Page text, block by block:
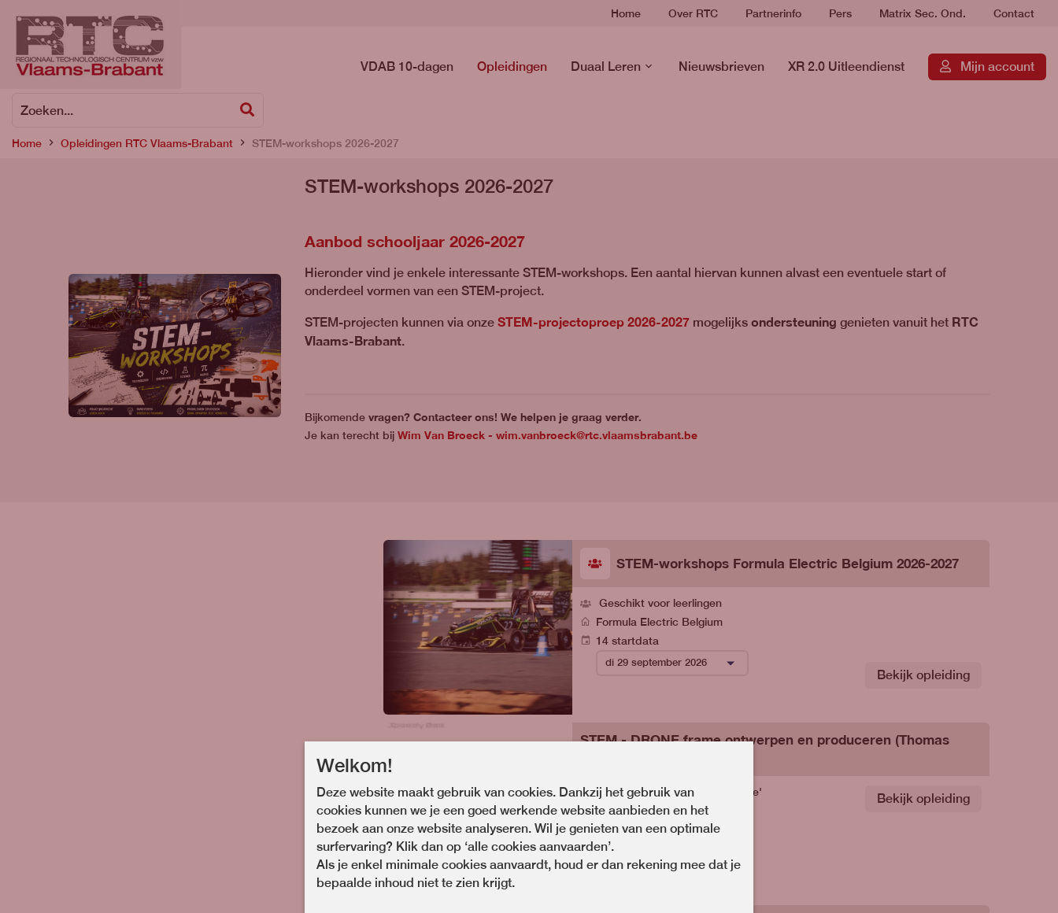
Home Over RTC Partnerinfo Pers Matrix Sec. Ond. Contact
VDAB 10-dagen Opleidingen Duaal Leren Nieuwsbrieven XR 2.0 Uitleendienst Mijn account
Zoeken...
Home Opleidingen RTC Vlaams-Brabant STEM-workshops 2026-2027
STEM-workshops 2026-2027
Aanbod schooljaar 2026-2027
Hieronder vind je enkele interessante STEM-workshops. Een aantal hiervan kunnen alvast een eventuele start of
onderdeel vormen van een STEM-project.
STEM-projecten kunnen via onze STEM-projectoproep 2026-2027 mogelijks ondersteuning genieten vanuit het RTC
Vlaams-Brabant.
Bijkomende vragen? Contacteer ons! We helpen je graag verder.
Je kan terecht bij Wim Van Broeck - wim.vanbroeck@rtc.vlaamsbrabant.be
STEM-workshops Formula Electric Belgium 2026-2027
Geschikt voor leerlingen
Formula Electric Belgium
14 startdata
Bekijk opleiding
STEM - DRONE frame ontwerpen en produceren (Thomas
Thomas More 'maaktechnologie' Bekijk opleiding
Welkom!
Deze website maakt gebruik van cookies. Dankzij het gebruik van
cookies kunnen we je een goed werkende website aanbieden en het
bezoek aan onze website analyseren. Wil je genieten van een optimale
surfervaring? Klik dan op ‘alle cookies aanvaarden’.
Als je enkel minimale cookies aanvaardt, houd er dan rekening mee dat je
bepaalde inhoud niet te zien krijgt.